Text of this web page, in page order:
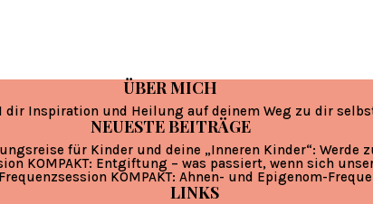
ÜBER MICH
dir Inspiration und Heilung auf deinem Weg zu dir
NEUESTE BEITRÄGE
für Kinder und deine „Inneren Kinder“: Werde
KOMPAKT: Entgiftung – was passiert, wenn sich
KOMPAKT: Ahnen- und Epigenom-
LINKS